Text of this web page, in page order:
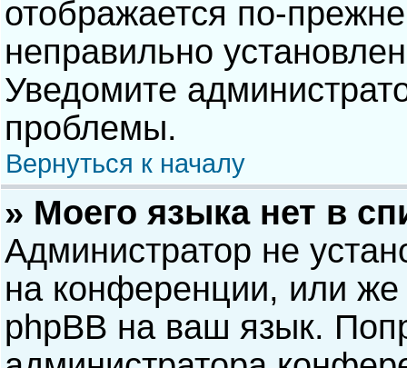
отображается по-
неправильно
Уведомите
проблемы.
Вернуться к началу
» Моего языка нет в
Администратор не
на конференции, или же
phpBB на ваш язык.